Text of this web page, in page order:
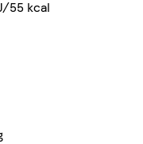
55 kcal